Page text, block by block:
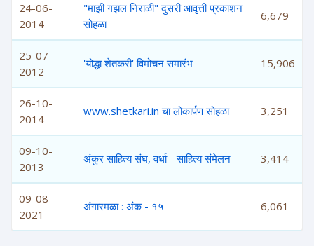
24-06-
2014
"माझी गझल निराळी" दुसरी आवृत्ती प्रकाशन
सोहळा
6,679
25-07-
2012
'योद्धा शेतकरी' विमोचन समारंभ 15,906
26-10-
2014
www.shetkari.in चा लोकार्पण सोहळा 3,251
09-10-
2013
अंकुर साहित्य संघ, वर्धा - साहित्य संमेलन 3,414
09-08-
2021
अंगारमळा : अंक - १५ 6,061